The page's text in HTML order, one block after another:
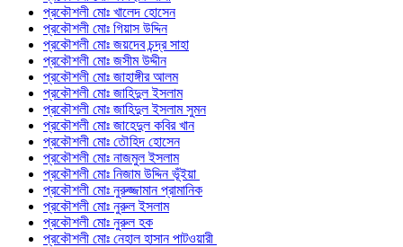
প্রকৌশলী মোঃ খালেদ হোসেন
প্রকৌশলী মোঃ গিয়াস উদ্দিন
প্রকৌশলী মোঃ জয়দেব চন্দ্র সাহা
প্রকৌশলী মোঃ জসীম উদ্দীন
প্রকৌশলী মোঃ জাহাঙ্গীর আলম
প্রকৌশলী মোঃ জাহিদুল ইসলাম
প্রকৌশলী মোঃ জাহিদুল ইসলাম সুমন
প্রকৌশলী মোঃ জাহেদুল কবির খান
প্রকৌশলী মোঃ তৌহিদ হোসেন
প্রকৌশলী মোঃ নাজমুল ইসলাম
প্রকৌশলী মোঃ নিজাম উদ্দিন ভূঁইয়া
প্রকৌশলী মোঃ নুরুজ্জামান প্রামানিক
প্রকৌশলী মোঃ নুরুল ইসলাম
প্রকৌশলী মোঃ নুরুল হক
প্রকৌশলী মোঃ নেহাল হাসান পাটওয়ারী